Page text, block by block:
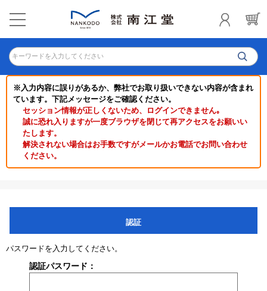
キーワードを入力してください
※入力内容に誤りがあるか、弊社でお取り扱いできない内容が含まれ
ています。下記メッセージをご確認ください。
セッション情報が正しくないため、ログインできません｡
誠に恐れ入りますが一度ブラウザを閉じて再アクセスをお願いい
たします。
解決されない場合はお手数ですがメールかお電話でお問い合わせ
ください。
認証
パスワードを入力してください。
認証パスワード：